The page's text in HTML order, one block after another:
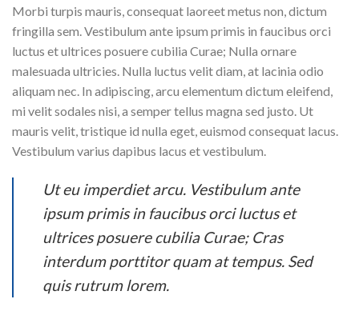
Morbi turpis mauris, consequat laoreet metus non, dictum
fringilla sem. Vestibulum ante ipsum primis in faucibus orci
luctus et ultrices posuere cubilia Curae; Nulla ornare
malesuada ultricies. Nulla luctus velit diam, at lacinia odio
aliquam nec. In adipiscing, arcu elementum dictum eleifend,
mi velit sodales nisi, a semper tellus magna sed justo. Ut
mauris velit, tristique id nulla eget, euismod consequat lacus.
Vestibulum varius dapibus lacus et vestibulum.
Ut eu imperdiet arcu. Vestibulum ante
ipsum primis in faucibus orci luctus et
ultrices posuere cubilia Curae; Cras
interdum porttitor quam at tempus. Sed
quis rutrum lorem.